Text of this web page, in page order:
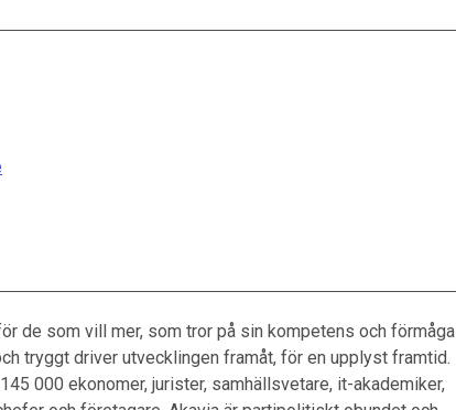
de som vill mer, som tror på sin kompetens och förmåga
tryggt driver utvecklingen framåt, för en upplyst framtid.
000 ekonomer, jurister, samhällsvetare, it-akademiker,